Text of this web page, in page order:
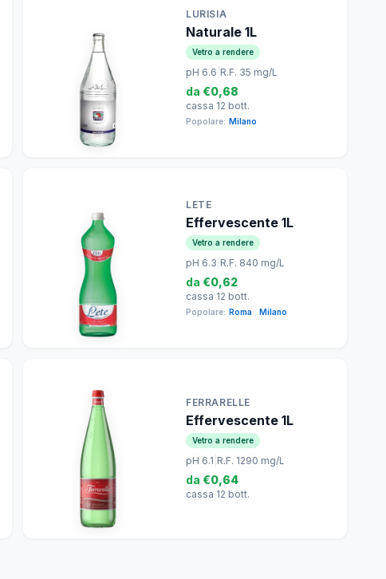
LURISIA
Naturale 1L
Vetro a rendere
pH 6.6 R.F. 35 mg/L
da €0,68
cassa 12 bott.
Popolare: Milano
LETE
Effervescente 1L
Vetro a rendere
pH 6.3 R.F. 840 mg/L
da €0,62
cassa 12 bott.
Popolare: Roma Milano
FERRARELLE
Effervescente 1L
Vetro a rendere
pH 6.1 R.F. 1290 mg/L
da €0,64
cassa 12 bott.